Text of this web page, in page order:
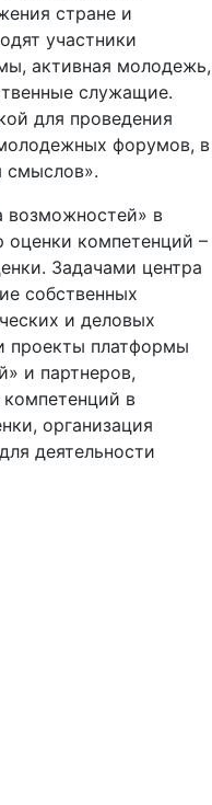
стране и
участники
активная молодежь,
служащие.
для проведения
форумов, в
смыслов».
возможностей» в
оценки компетенций –
Задачами центра
собственных
и деловых
проекты платформы
и партнеров,
в
организация
деятельности